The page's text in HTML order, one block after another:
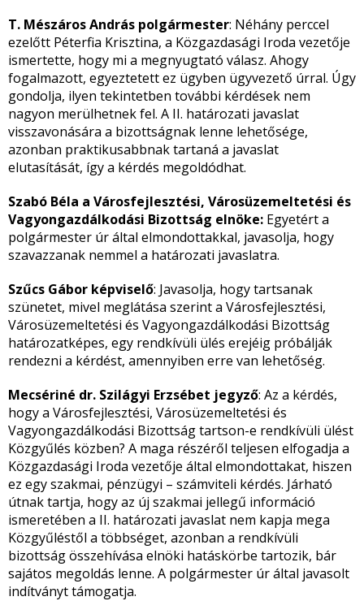
T. Mészáros András polgármester: Néhány perccel
ezelőtt Péterfia Krisztina, a Közgazdasági Iroda vezetője
ismertette, hogy mi a megnyugtató válasz. Ahogy
fogalmazott, egyeztetett ez ügyben ügyvezető úrral. Úgy
gondolja, ilyen tekintetben további kérdések nem
nagyon merülhetnek fel. A II. határozati javaslat
visszavonására a bizottságnak lenne lehetősége,
azonban praktikusabbnak tartaná a javaslat
elutasítását, így a kérdés megoldódhat.
Szabó Béla a Városfejlesztési, Városüzemeltetési és
Vagyongazdálkodási Bizottság elnöke: Egyetért a
polgármester úr által elmondottakkal, javasolja, hogy
szavazzanak nemmel a határozati javaslatra.
Szűcs Gábor képviselő: Javasolja, hogy tartsanak
szünetet, mivel meglátása szerint a Városfejlesztési,
Városüzemeltetési és Vagyongazdálkodási Bizottság
határozatképes, egy rendkívüli ülés erejéig próbálják
rendezni a kérdést, amennyiben erre van lehetőség.
Mecsériné dr. Szilágyi Erzsébet jegyző: Az a kérdés,
hogy a Városfejlesztési, Városüzemeltetési és
Vagyongazdálkodási Bizottság tartson-e rendkívüli ülést
Közgyűlés közben? A maga részéről teljesen elfogadja a
Közgazdasági Iroda vezetője által elmondottakat, hiszen
ez egy szakmai, pénzügyi – számviteli kérdés. Járható
útnak tartja, hogy az új szakmai jellegű információ
ismeretében a II. határozati javaslat nem kapja mega
Közgyűléstől a többséget, azonban a rendkívüli
bizottság összehívása elnöki hatáskörbe tartozik, bár
sajátos megoldás lenne. A polgármester úr által javasolt
indítványt támogatja.